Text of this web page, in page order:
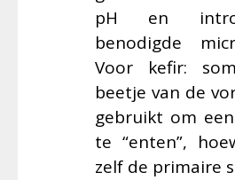
pH en
benodigde
Voor kefir:
beetje van de
gebruikt om
te “enten”,
zelf de primaire